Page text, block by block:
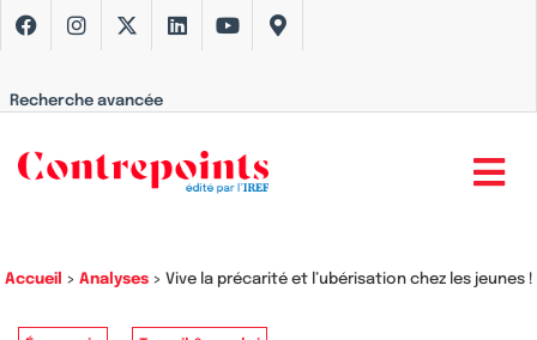
Recherche avancée
Accueil > Analyses> Vive la précarité et l’ubérisation chez les jeunes !